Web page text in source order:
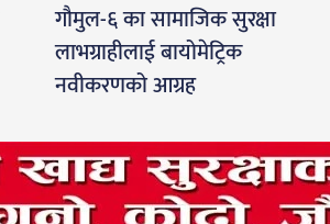
गौमुल-६ का सामाजिक सुरक्षा
लाभग्राहीलाई बायोमेट्रिक
नवीकरणको आग्रह